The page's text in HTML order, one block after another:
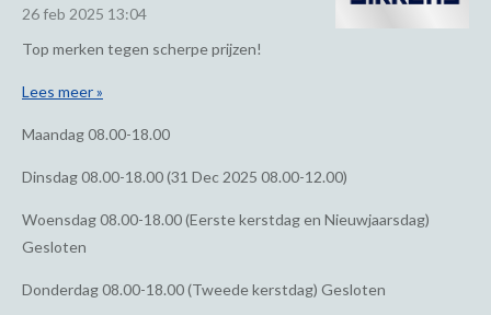
26 feb 2025 13:04
Top merken tegen scherpe prijzen!
Lees meer »
Maandag08.00-18.00
Dinsdag08.00-18.00 (31 Dec 2025 08.00-12.00)
Woensdag08.00-18.00 (Eerste kerstdag en Nieuwjaarsdag)
Gesloten
Donderdag08.00-18.00 (Tweede kerstdag) Gesloten